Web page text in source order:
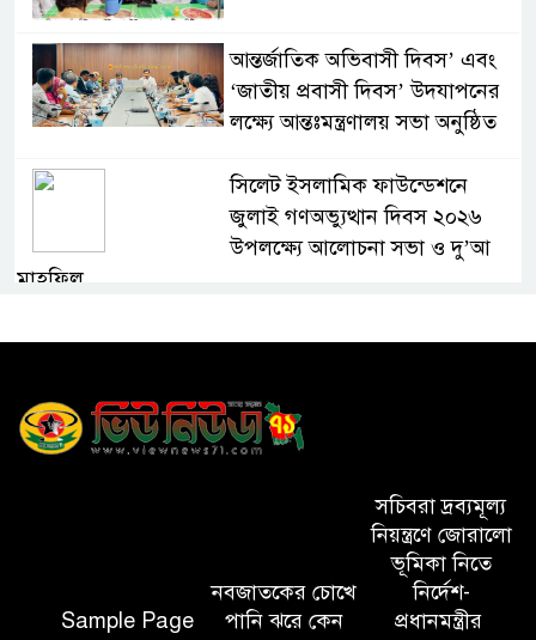
আন্তর্জাতিক অভিবাসী দিবস’ এবং
‘জাতীয় প্রবাসী দিবস’ উদযাপনের
লক্ষ্যে আন্তঃমন্ত্রণালয় সভা অনুষ্ঠিত
সিলেট ইসলামিক ফাউন্ডেশনে
জুলাই গণঅভ্যুত্থান দিবস ২০২৬
উপলক্ষ্যে আলোচনা সভা ও দু’আ
মাহফিল
পরিবেশ রক্ষায় ব্যক্তিগত উদ্যোগ
বিভাগীয় কমিশনার
কমিশনার জুলাই স্মৃতিস্তম্ভে পুষ্পস্তবক
অর্পণ ও জুলাই গণঅভ্যুত্থানের
১০ লাখ টাকার চেক ডিজঅনার
Sample Page
নবজাতকের চোখে
পানি ঝরে কেন
সচিবরা দ্রব্যমূল্য
নিয়ন্ত্রণে জোরালো
ভূমিকা নিতে
নির্দেশ-
প্রধানমন্ত্রীর